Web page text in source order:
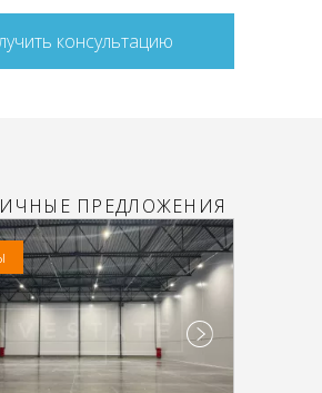
консультацию
ПРЕДЛОЖЕНИЯ